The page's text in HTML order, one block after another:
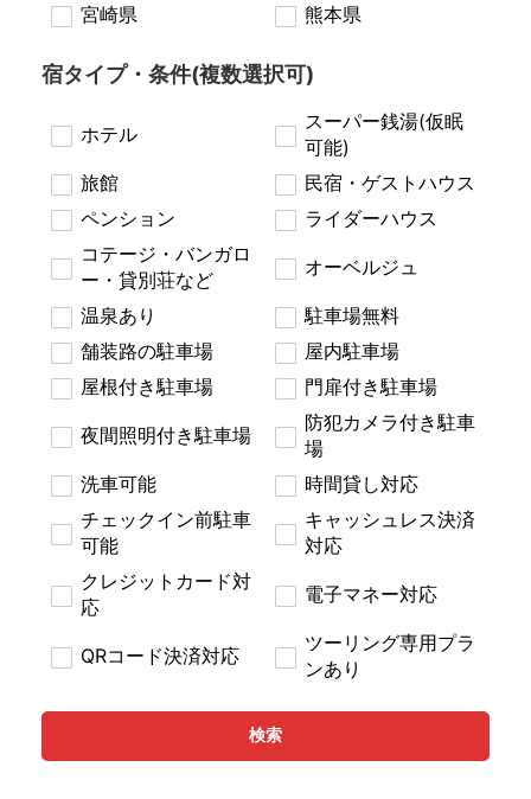
宮崎県 熊本県
宿タイプ・条件(複数選択可)
ホテル
スーパー銭湯(仮眠
可能)
旅館
民宿・ゲストハウス
ペンション
ライダーハウス
コテージ・バンガロ
ー・貸別荘など
オーベルジュ
温泉あり
駐車場無料
舗装路の駐車場
屋内駐車場
屋根付き駐車場
門扉付き駐車場
夜間照明付き駐車場
防犯カメラ付き駐車
場
洗車可能
時間貸し対応
チェックイン前駐車
可能
キャッシュレス決済
対応
クレジットカード対
応
電子マネー対応
QRコード決済対応
ツーリング専用プラ
ンあり
検索